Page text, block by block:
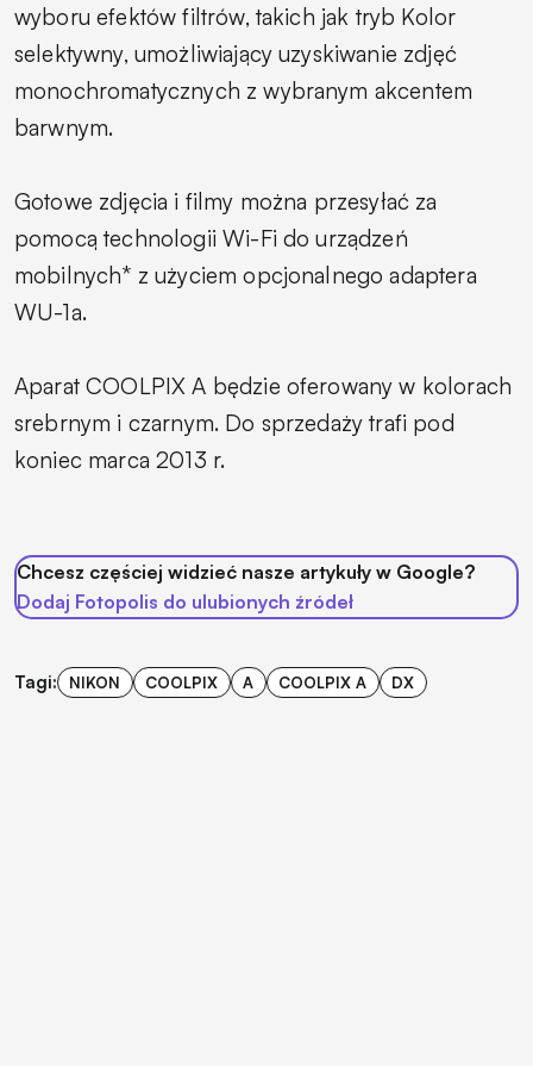
wyboru efektów filtrów, takich jak tryb Kolor
selektywny, umożliwiający uzyskiwanie zdjęć
monochromatycznych z wybranym akcentem
barwnym.
Gotowe zdjęcia i filmy można przesyłać za
pomocą technologii Wi-Fi do urządzeń
mobilnych* z użyciem opcjonalnego adaptera
WU-1a.
Aparat COOLPIX A będzie oferowany w kolorach
srebrnym i czarnym. Do sprzedaży trafi pod
koniec marca 2013 r.
Chcesz częściej widzieć nasze artykuły w Google?
Dodaj Fotopolis do ulubionych źródeł
Tagi: NIKON COOLPIX A COOLPIX A DX